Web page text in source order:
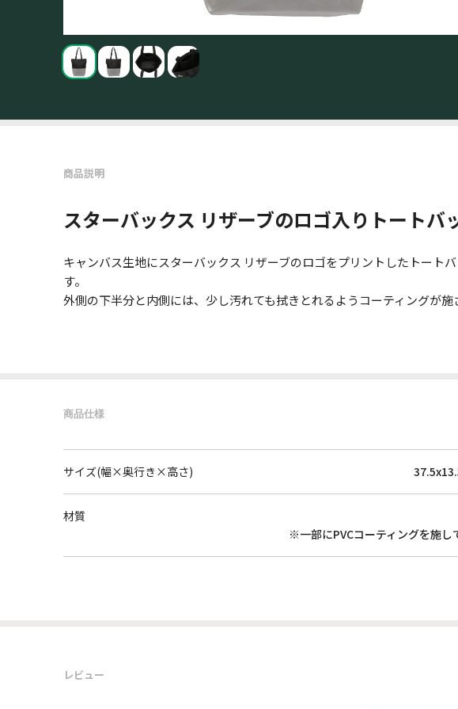
商品説明
スターバックス リザーブのロゴ入りトートバ
キャンバス生地にスターバックス リザーブのロゴをプリントしたトート
す。
外側の下半分と内側には、少し汚れても拭きとれるようコーティングが
商品仕様
サイズ(幅×奥行き×高さ)
材質
※一部にPVCコーティングを施し
レビュー